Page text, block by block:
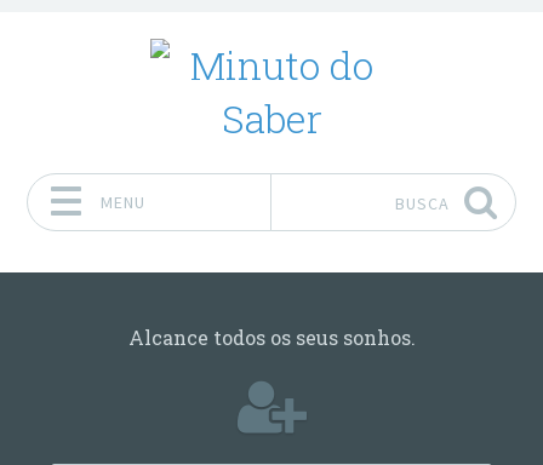
MENU BUSCA
Alcance todos os seus sonhos.